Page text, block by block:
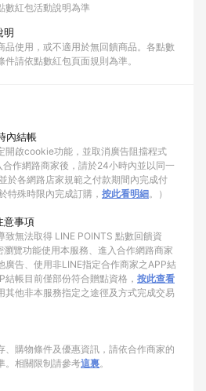
數紅包活動說明為準
明
品使用，或不適用於無回饋商品。各點數
請依點數紅包頁面規則為準。
內結帳
開啟cookie功能，並取消廣告阻擋程式
合作網路商家後，請於24小時內並以同一
於各網路店家規範之付款期間內完成付
特殊時限內完成訂購， 按此看明細。）
意事項
致無法取得 LINE POINTS 點數回饋資
覽功能使用本服務、進入合作網路商家
廣告、使用非LINE指定合作商家之APP結
帳目前僅部份符合贈點資格， 按此查看
其他非本服務指定之途徑及方式完成交易
、購物條件及優惠資訊，請依合作商家的
。相關限制請參考這裏。